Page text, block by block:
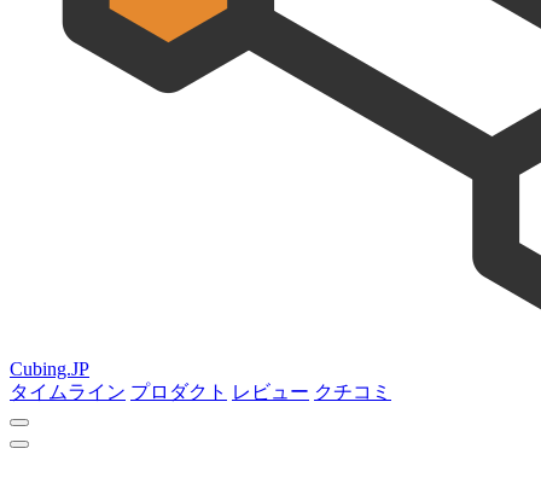
Cubing.JP
タイムライン プロダクト レビュー クチコミ